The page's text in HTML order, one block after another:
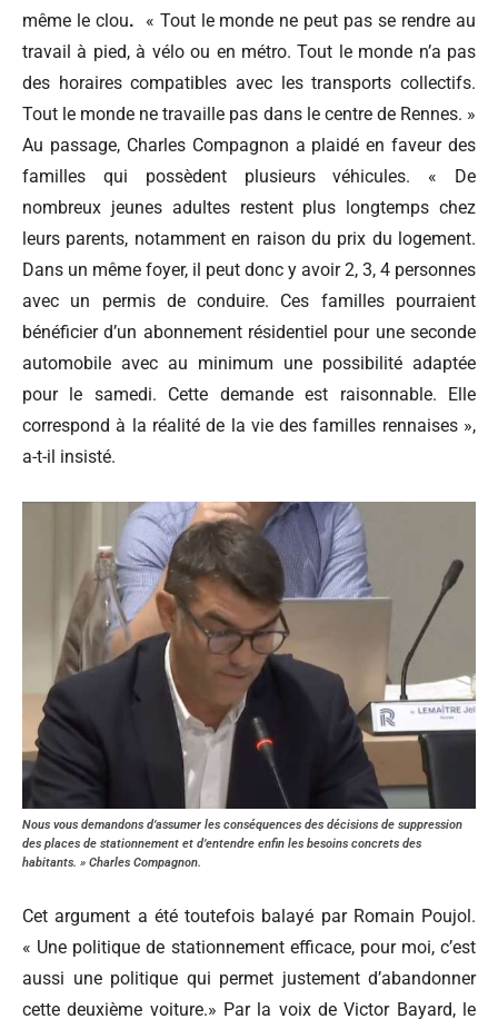
même le clou.
« Tout le monde ne peut pas se rendre au
travail à pied, à vélo ou en métro. Tout le monde n’a pas
des horaires compatibles avec les transports collectifs.
Tout le monde ne travaille pas dans le centre de Rennes. »
Au passage, Charles Compagnon a plaidé en faveur des
familles qui possèdent plusieurs véhicules. « De
nombreux jeunes adultes restent plus longtemps chez
leurs parents, notamment en raison du prix du logement.
Dans un même foyer, il peut donc y avoir 2, 3, 4 personnes
avec un permis de conduire. Ces famillespourraient
bénéficier d’un abonnement résidentiel pour une seconde
automobile avec au minimum une possibilité adaptée
pour le samedi. Cette demande est raisonnable. Elle
correspond à la réalité de la vie des familles rennaises »,
a-t-il insisté.
Nous vous demandons d’assumer les conséquences des décisions de suppression
des places de stationnement et d’entendre enfin les besoins concrets des
habitants. » Charles Compagnon.
Cet argument a été toutefois balayé par Romain Poujol.
« Une politique de stationnement efficace, pour moi, c’est
aussi une politique qui permet justement d’abandonner
cette deuxième voiture.» Par la voix de Victor Bayard, le